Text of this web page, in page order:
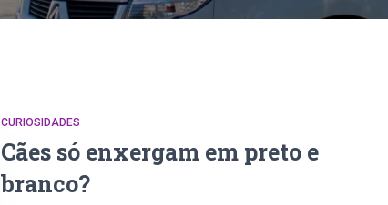
CURIOSIDADES
Cães só enxergam em preto e
branco?